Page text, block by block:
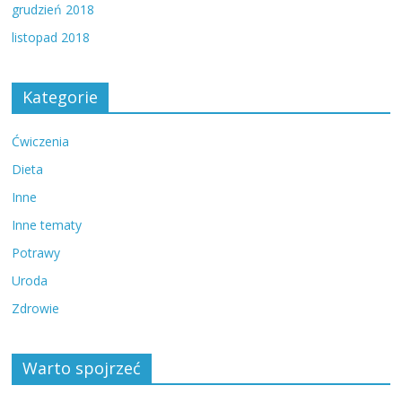
grudzień 2018
listopad 2018
Kategorie
Ćwiczenia
Dieta
Inne
Inne tematy
Potrawy
Uroda
Zdrowie
Warto spojrzeć